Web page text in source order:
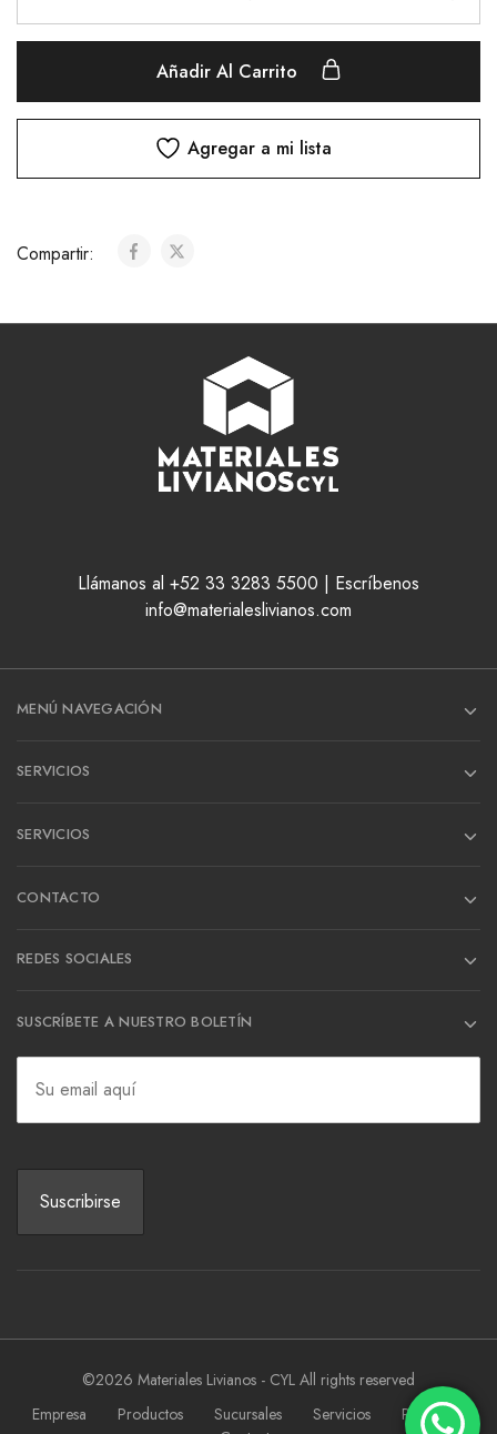
Añadir Al Carrito
Agregar a mi lista
Compartir:
Llámanos al +52 33 3283 5500 | Escríbenos
info@materialeslivianos.com
MENÚ NAVEGACIÓN
SERVICIOS
SERVICIOS
CONTACTO
REDES SOCIALES
SUSCRÍBETE A NUESTRO BOLETÍN
©2026 Materiales Livianos - CYL All rights reserved
Empresa
Productos Sucursales Servicios
Proyectos